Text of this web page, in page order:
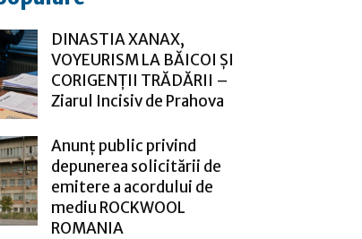
DINASTIA XANAX,
VOYEURISM LA BĂICOI ȘI
CORIGENȚII TRĂDĂRII –
Ziarul Incisiv de Prahova
Anunț public privind
depunerea solicitării de
emitere a acordului de
mediu ROCKWOOL
ROMANIA